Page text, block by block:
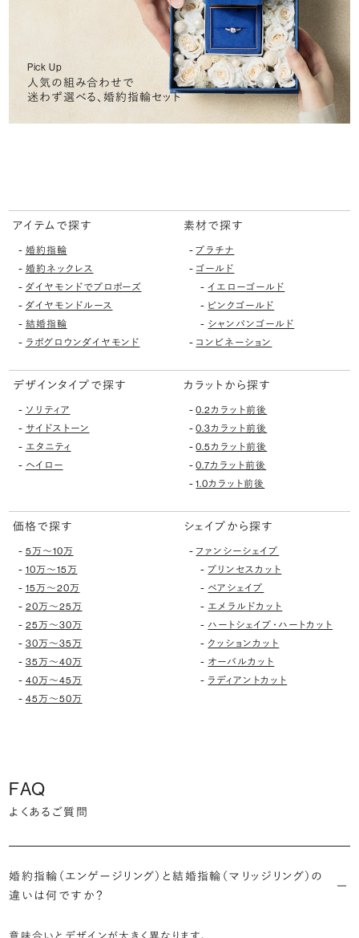
Pick Up
人気の組み合わせで
迷わず選べる、婚約指輪セット
アイテムで探す
- 婚約指輪
- 婚約ネックレス
- ダイヤモンドでプロポーズ
- ダイヤモンドルース
- 結婚指輪
- ラボグロウンダイヤモンド
素材で探す
-プラチナ
- ゴールド
-イエローゴールド
- ピンクゴールド
- シャンパンゴールド
- コンビネーション
デザインタイプで探す
- ソリティア
- サイドストーン
- エタニティ
- ヘイロー
カラットから探す
-0.2カラット前後
-0.3カラット前後
-0.5カラット前後
-0.7カラット前後
-1.0カラット前後
価格で探す
- 5万〜10万
- 10万〜15万
- 15万〜20万
- 20万〜25万
- 25万〜30万
- 30万〜35万
- 35万〜40万
- 40万〜45万
- 45万〜50万
シェイプから探す
- ファンシーシェイプ
-プリンセスカット
- ペアシェイプ
- エメラルドカット
- ハートシェイプ・ハートカット
- クッションカット
- オーバルカット
- ラディアントカット
FAQ
よくあるご質問
婚約指輪（エンゲージリング）と結婚指輪（マリッジリング）の
違いは何ですか？